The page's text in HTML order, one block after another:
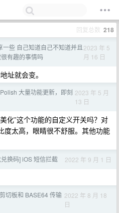
回复总数 218
一些 自己知道自己不知道并且
有趣的事情吗
2023 年 5
月 16 日
址就会变。
大量功能更新，即刻 2023 年 5 月
13 日
化”这个功能的自定义开关吗？对
度太高，眼睛很不舒服。其他功能
换码] iOS 短信拦截 2022 年 9 月 1 日
切板和 BASE64 传输 2022 年 8 月 18
日